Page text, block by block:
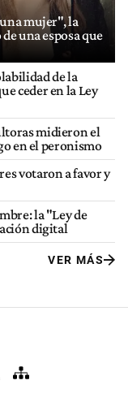
mujer", la
una esposa que
de la
ceder en la Ley
midieron el
en el peronismo
votaron a favor y
la "Ley de
digital
VER MÁS